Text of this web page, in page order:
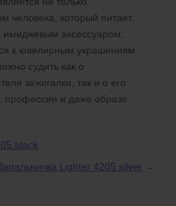
человека, который питает
имиджевым аксессуаром,
к ювелирным украшениям.
судить как о
зажигалки, так и о его
профессии и даже образе
black
Lighter 4205 silver →